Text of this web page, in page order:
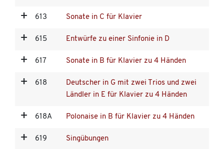
613 Sonate in C für Klavier
615 Entwürfe zu einer Sinfonie in D
617 Sonate in B für Klavier zu 4 Händen
618
Deutscher in G mit zwei Trios und zwei
Ländler in E für Klavier zu 4 Händen
618A Polonaise in B für Klavier zu 4 Händen
619 Singübungen